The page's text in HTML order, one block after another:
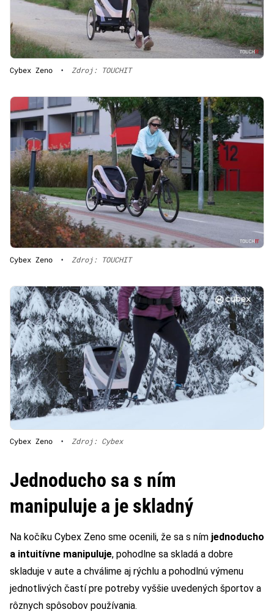
Cybex Zeno • Zdroj: TOUCHIT
Cybex Zeno • Zdroj: TOUCHIT
Cybex Zeno • Zdroj: Cybex
Jednoducho sa s ním
manipuluje a je skladný
Na kočíku Cybex Zeno sme ocenili, že sa s ním jednoducho
a intuitívne manipuluje, pohodlne sa skladá a dobre
skladuje v aute a chválime aj rýchlu a pohodlnú výmenu
jednotlivých častí pre potreby vyššie uvedených športov a
rôznych spôsobov používania.